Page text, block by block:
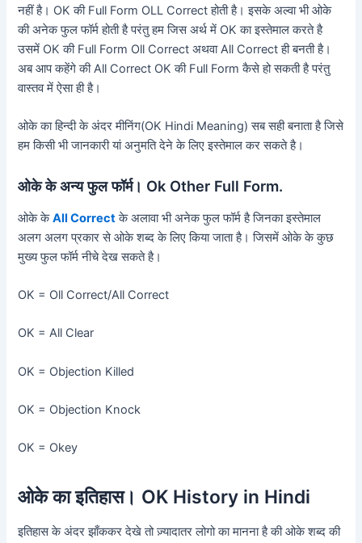
नहीं है। OK की Full Form OLL Correct होती है। इसके अल्वा भी ओके
की अनेक फुल फॉर्म होती है परंतु हम जिस अर्थ में OK का इस्तेमाल करते है
उसमें OK की Full Form Oll Correct अथवा All Correct ही बनती है।
अब आप कहेंगे की All Correct OK की Full Form कैसे हो सकती है परंतु
वास्तव में ऐसा ही है।
ओके का हिन्दी के अंदर मीनिंग(OK Hindi Meaning) सब सही बनाता है जिसे
हम किसी भी जानकारी यां अनुमति देने के लिए इस्तेमाल कर सकते है।
ओके के अन्य फुल फॉर्म। Ok Other Full Form.
ओके केAll Correctके अलावा भी अनेक फुल फॉर्म है जिनका इस्तेमाल
अलग अलग प्रकार से ओके शब्द के लिए किया जाता है। जिसमें ओके के कुछ
मुख्य फुल फॉर्म नीचे देख सकते है।
OK = Oll Correct/All Correct
OK = All Clear
OK = Objection Killed
OK = Objection Knock
OK = Okey
ओके का इतिहास। OK History in Hindi
इतिहास के अंदर झाँककर देखे तो ज़्यादातर लोगो का मानना है की ओके शब्द की